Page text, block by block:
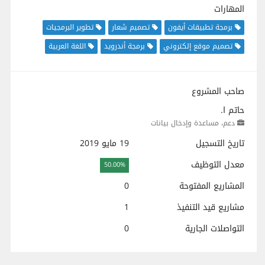
المهارات
برمجة تطبيقات أيفون تصميم شعار
تطوير البرمجيات
تصميم موقع إلكتروني
برمجة أندرويد اللغة العربية
صاحب المشروع
حاتم ا.
دعم، مساعدة وإدخال بيانات
تاريخ التسجيل
19 مايو 2019
معدل التوظيف
50.00%
المشاريع المفتوحة
0
مشاريع قيد التنفيذ
1
التواصلات الجارية
0